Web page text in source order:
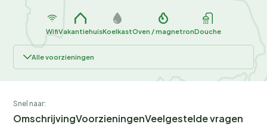
WifiVakantiehuisKoelkastOven / magnetronDouche
Alle voorzieningen
Snel naar:
OmschrijvingVoorzieningenVeelgestelde vragen